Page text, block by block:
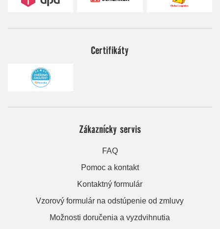
Certifikáty
Zákaznícky servis
FAQ
Pomoc a kontakt
Kontaktný formulár
Vzorový formulár na odstúpenie od zmluvy
Možnosti doručenia a vyzdvihnutia